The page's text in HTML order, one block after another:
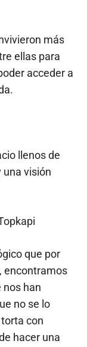
más
ellas para
acceder a
llenos de
una visión
que por
encontramos
nos han
no se lo
con
hacer una